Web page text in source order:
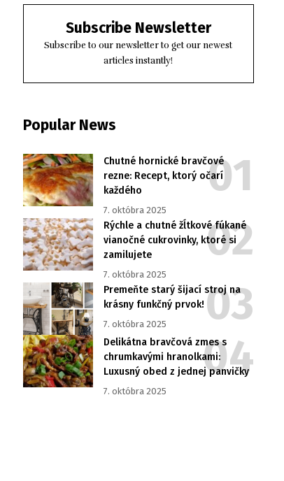
Subscribe Newsletter
Subscribe to our newsletter to get our newest
articles instantly!
Popular News
Chutné hornické bravčové
rezne: Recept, ktorý očarí
každého
7. októbra 2025
Rýchle a chutné žĺtkové fúkané
vianočné cukrovinky, ktoré si
zamilujete
7. októbra 2025
Premeňte starý šijací stroj na
krásny funkčný prvok!
7. októbra 2025
Delikátna bravčová zmes s
chrumkavými hranolkami:
Luxusný obed z jednej panvičky
7. októbra 2025